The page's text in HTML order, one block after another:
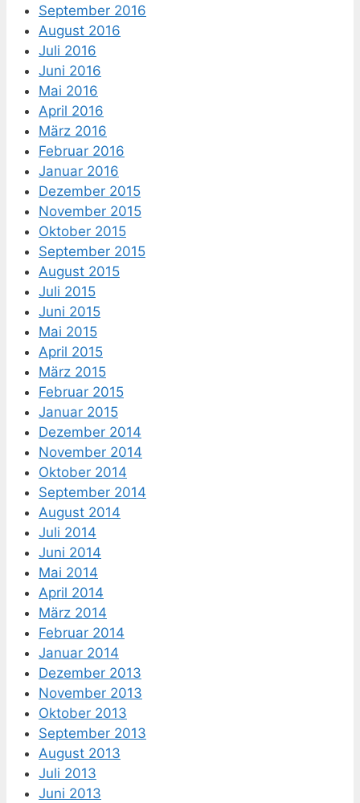
September 2016
August 2016
Juli 2016
Juni 2016
Mai 2016
April 2016
März 2016
Februar 2016
Januar 2016
Dezember 2015
November 2015
Oktober 2015
September 2015
August 2015
Juli 2015
Juni 2015
Mai 2015
April 2015
März 2015
Februar 2015
Januar 2015
Dezember 2014
November 2014
Oktober 2014
September 2014
August 2014
Juli 2014
Juni 2014
Mai 2014
April 2014
März 2014
Februar 2014
Januar 2014
Dezember 2013
November 2013
Oktober 2013
September 2013
August 2013
Juli 2013
Juni 2013